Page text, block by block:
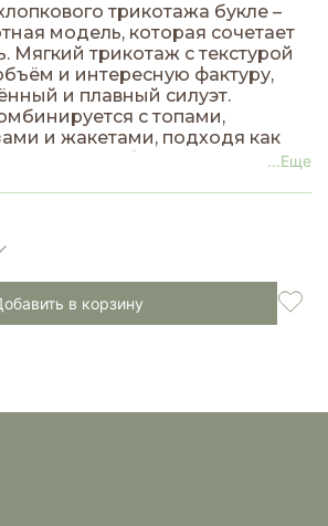
в корзину
трикотажа букле –
модель, которая сочетает
Мягкий трикотаж с текстурой
и интересную фактуру,
и плавный силуэт.
с топами,
и жакетами, подходя как
так и для более нарядных
оригинальную текстуру в
...Еще